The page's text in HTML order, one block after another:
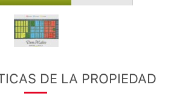
DE LA PROPIEDAD